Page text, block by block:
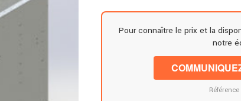
Pour connaître le prix et la
notre